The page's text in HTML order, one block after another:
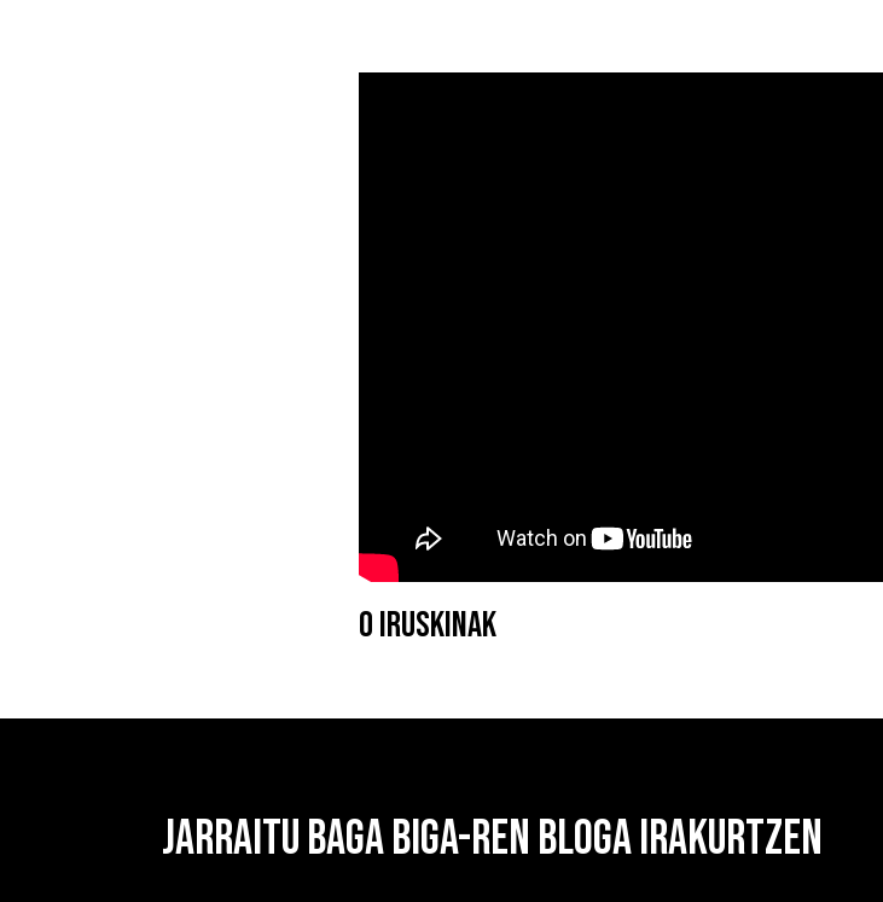
0 IRUSKINAK
JARRAITU BAGA BIGA-REN BLOGA IRAKURTZEN